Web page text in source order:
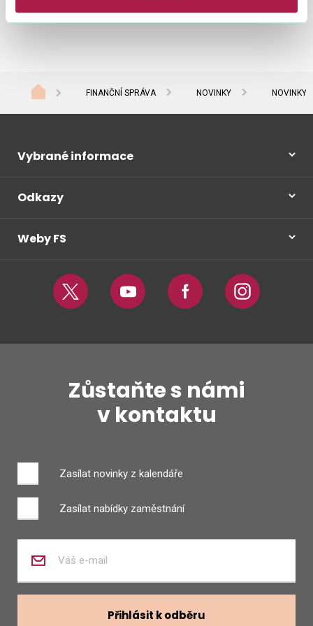
firma roku 2020
.
FINANČNÍ SPRÁVA NOVINKY NOVINKY
Vybrané informace
Odkazy
Weby FS
Twitter Youtube Facebook Instagram
Zůstaňte s námi
v kontaktu
Zasílat novinky z kalendáře
Zasílat nabídky zaměstnání
váš
mail
Přihlásit k odběru